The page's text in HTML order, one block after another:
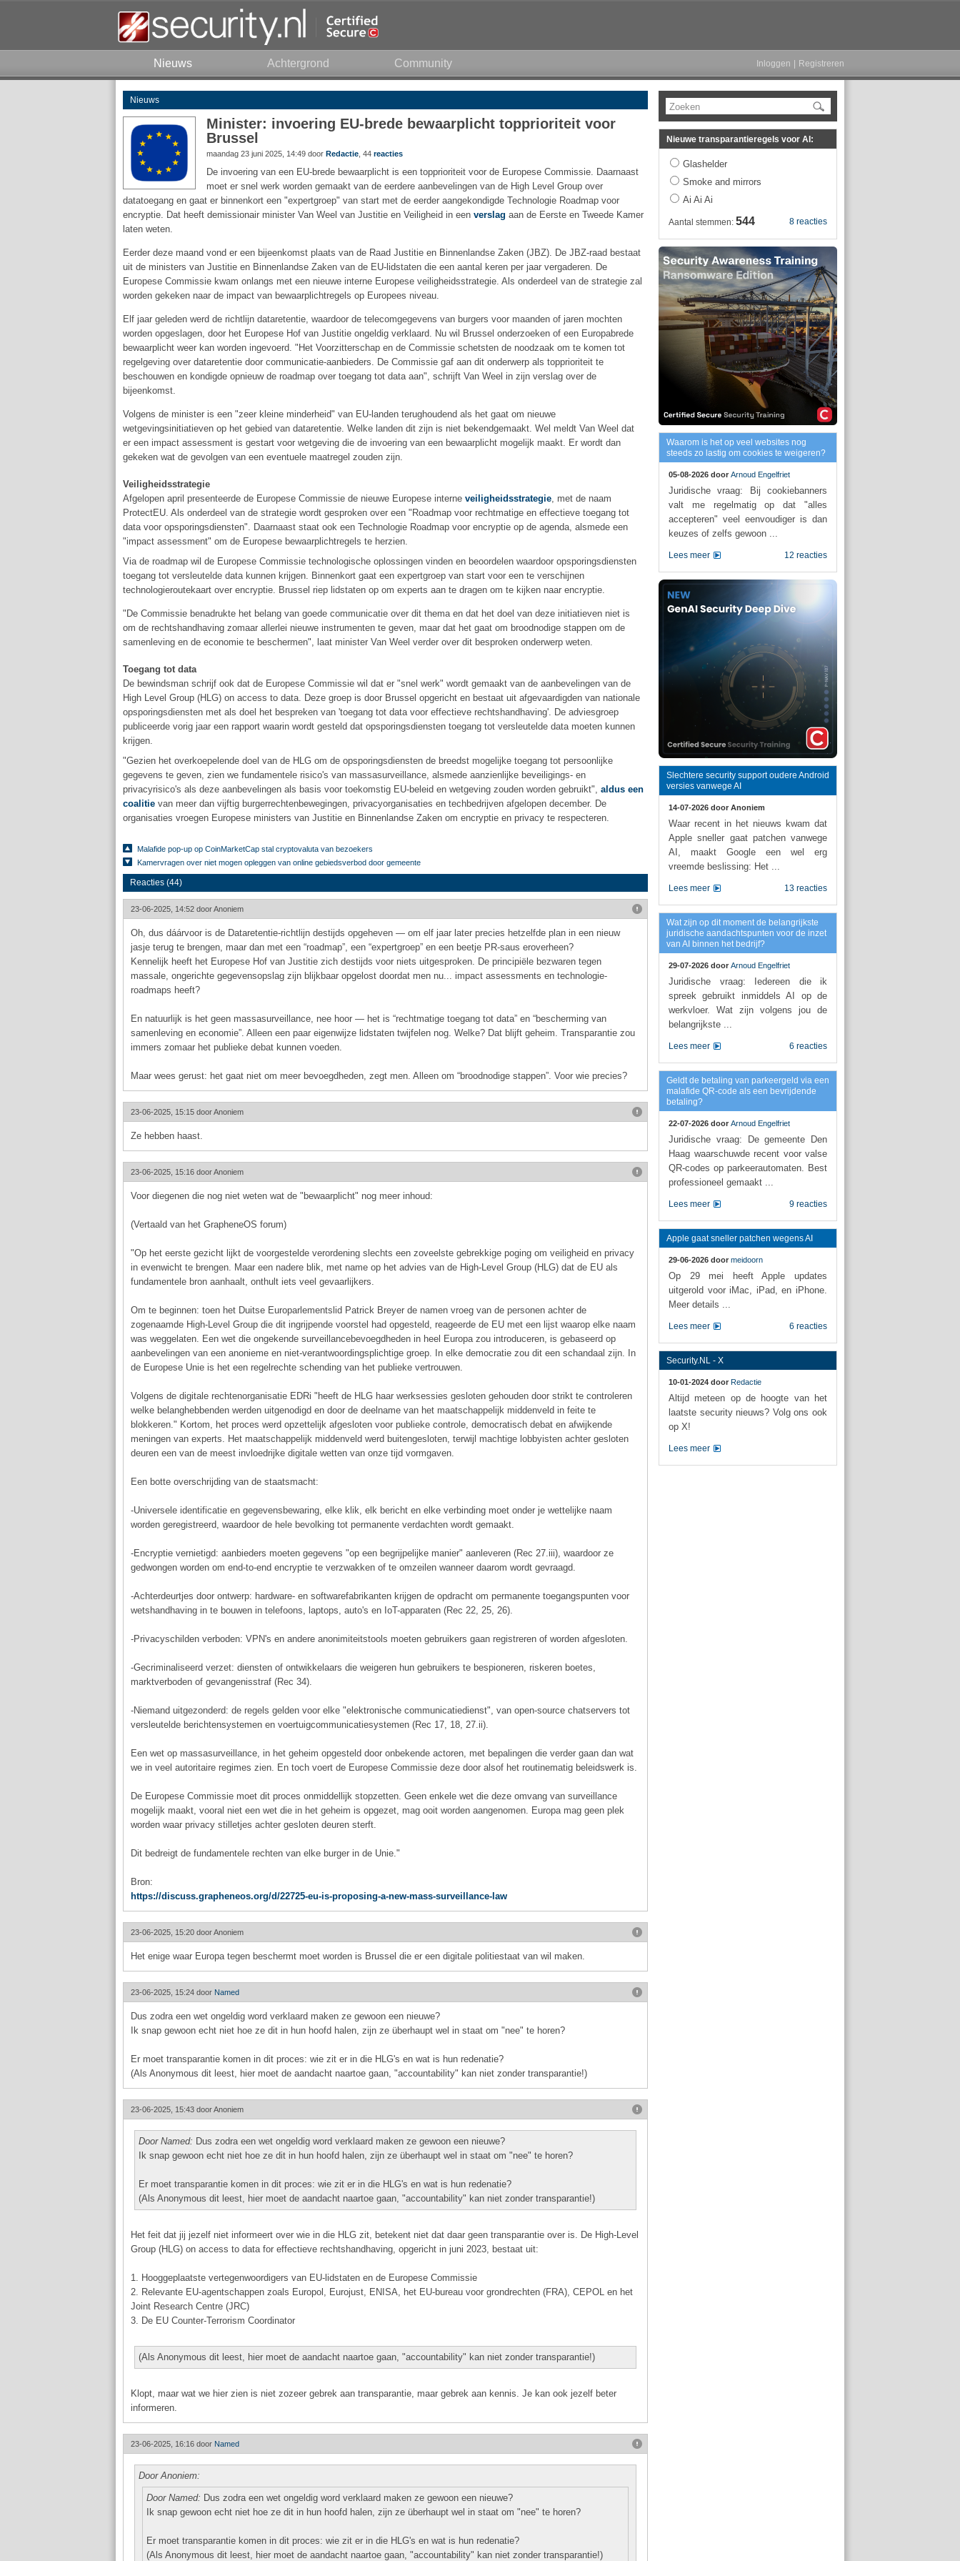
Nieuws Achtergrond Community Inloggen Registreren
Nieuws
Minister: invoering EU-brede bewaarplicht topprioriteit voor
Brussel
maandag 23 juni 2025, 14:49 door Redactie , 44 reacties
De invoering van een EU-brede bewaarplicht is een topprioriteit voor de Europese Commissie. Daarnaast
moet er snel werk worden gemaakt van de eerdere aanbevelingen van de High Level Group over
datatoegang en gaat er binnenkort een "expertgroep" van start met de eerder aangekondigde Technologie Roadmap voor
encryptie. Dat heeft demissionair minister Van Weel van Justitie en Veiligheid in een verslag aan de Eerste en Tweede Kamer
laten weten.
Eerder deze maand vond er een bijeenkomst plaats van de Raad Justitie en Binnenlandse Zaken (JBZ). De JBZ-raad bestaat
uit de ministers van Justitie en Binnenlandse Zaken van de EU-lidstaten die een aantal keren per jaar vergaderen. De
Europese Commissie kwam onlangs met een nieuwe interne Europese veiligheidsstrategie. Als onderdeel van de strategie zal
worden gekeken naar de impact van bewaarplichtregels op Europees niveau.
Elf jaar geleden werd de richtlijn dataretentie, waardoor de telecomgegevens van burgers voor maanden of jaren mochten
worden opgeslagen, door het Europese Hof van Justitie ongeldig verklaard. Nu wil Brussel onderzoeken of een Europabrede
bewaarplicht weer kan worden ingevoerd. "Het Voorzitterschap en de Commissie schetsten de noodzaak om te komen tot
regelgeving over dataretentie door communicatie-aanbieders. De Commissie gaf aan dit onderwerp als topprioriteit te
beschouwen en kondigde opnieuw de roadmap over toegang tot data aan", schrijft Van Weel in zijn verslag over de
bijeenkomst.
Volgens de minister is een "zeer kleine minderheid" van EU-landen terughoudend als het gaat om nieuwe
wetgevingsinitiatieven op het gebied van dataretentie. Welke landen dit zijn is niet bekendgemaakt. Wel meldt Van Weel dat
er een impact assessment is gestart voor wetgeving die de invoering van een bewaarplicht mogelijk maakt. Er wordt dan
gekeken wat de gevolgen van een eventuele maatregel zouden zijn.
Veiligheidsstrategie
Afgelopen april presenteerde de Europese Commissie de nieuwe Europese interne veiligheidsstrategie, met de naam
ProtectEU. Als onderdeel van de strategie wordt gesproken over een "Roadmap voor rechtmatige en effectieve toegang tot
data voor opsporingsdiensten". Daarnaast staat ook een Technologie Roadmap voor encryptie op de agenda, alsmede een
"impact assessment" om de Europese bewaarplichtregels te herzien.
Via de roadmap wil de Europese Commissie technologische oplossingen vinden en beoordelen waardoor opsporingsdiensten
toegang tot versleutelde data kunnen krijgen. Binnenkort gaat een expertgroep van start voor een te verschijnen
technologieroutekaart over encryptie. Brussel riep lidstaten op om experts aan te dragen om te kijken naar encryptie.
"De Commissie benadrukte het belang van goede communicatie over dit thema en dat het doel van deze initiatieven niet is
om de rechtshandhaving zomaar allerlei nieuwe instrumenten te geven, maar dat het gaat om broodnodige stappen om de
samenleving en de economie te beschermen", laat minister Van Weel verder over dit besproken onderwerp weten.
Toegang tot data
De bewindsman schrijf ook dat de Europese Commissie wil dat er "snel werk" wordt gemaakt van de aanbevelingen van de
High Level Group (HLG) on access to data. Deze groep is door Brussel opgericht en bestaat uit afgevaardigden van nationale
opsporingsdiensten met als doel het bespreken van 'toegang tot data voor effectieve rechtshandhaving'. De adviesgroep
publiceerde vorig jaar een rapport waarin wordt gesteld dat opsporingsdiensten toegang tot versleutelde data moeten kunnen
krijgen.
"Gezien het overkoepelende doel van de HLG om de opsporingsdiensten de breedst mogelijke toegang tot persoonlijke
gegevens te geven, zien we fundamentele risico's van massasurveillance, alsmede aanzienlijke beveiligings- en
privacyrisico's als deze aanbevelingen als basis voor toekomstig EU-beleid en wetgeving zouden worden gebruikt", aldus een
coalitie van meer dan vijftig burgerrechtenbewegingen, privacyorganisaties en techbedrijven afgelopen december. De
organisaties vroegen Europese ministers van Justitie en Binnenlandse Zaken om encryptie en privacy te respecteren.
Malafide pop-up op CoinMarketCap stal cryptovaluta van bezoekers
Kamervragen over niet mogen opleggen van online gebiedsverbod door gemeente
Reacties (44)
23-06-2025, 14:52 doorAnoniem
Oh, dus dáárvoor is de Dataretentie-richtlijn destijds opgeheven — om elf jaar later precies hetzelfde plan in een nieuw
jasje terug te brengen, maar dan met een “roadmap”, een “expertgroep” en een beetje PR-saus eroverheen?
Kennelijk heeft het Europese Hof van Justitie zich destijds voor niets uitgesproken. De principiële bezwaren tegen
massale, ongerichte gegevensopslag zijn blijkbaar opgelost doordat men nu... impact assessments en technologie-
roadmaps heeft?
En natuurlijk is het geen massasurveillance, nee hoor — het is “rechtmatige toegang tot data” en “bescherming van
samenleving en economie”. Alleen een paar eigenwijze lidstaten twijfelen nog. Welke? Dat blijft geheim. Transparantie zou
immers zomaar het publieke debat kunnen voeden.
Maar wees gerust: het gaat niet om meer bevoegdheden, zegt men. Alleen om “broodnodige stappen”. Voor wie precies?
23-06-2025, 15:15 doorAnoniem
Ze hebben haast.
23-06-2025, 15:16 doorAnoniem
Voor diegenen die nog niet weten wat de "bewaarplicht" nog meer inhoud:
(Vertaald van het GrapheneOS forum)
"Op het eerste gezicht lijkt de voorgestelde verordening slechts een zoveelste gebrekkige poging om veiligheid en privacy
in evenwicht te brengen. Maar een nadere blik, met name op het advies van de High-Level Group (HLG) dat de EU als
fundamentele bron aanhaalt, onthult iets veel gevaarlijkers.
Om te beginnen: toen het Duitse Europarlementslid Patrick Breyer de namen vroeg van de personen achter de
zogenaamde High-Level Group die dit ingrijpende voorstel had opgesteld, reageerde de EU met een lijst waarop elke naam
was weggelaten. Een wet die ongekende surveillancebevoegdheden in heel Europa zou introduceren, is gebaseerd op
aanbevelingen van een anonieme en niet-verantwoordingsplichtige groep. In elke democratie zou dit een schandaal zijn. In
de Europese Unie is het een regelrechte schending van het publieke vertrouwen.
Volgens de digitale rechtenorganisatie EDRi "heeft de HLG haar werksessies gesloten gehouden door strikt te controleren
welke belanghebbenden werden uitgenodigd en door de deelname van het maatschappelijk middenveld in feite te
blokkeren." Kortom, het proces werd opzettelijk afgesloten voor publieke controle, democratisch debat en afwijkende
meningen van experts. Het maatschappelijk middenveld werd buitengesloten, terwijl machtige lobbyisten achter gesloten
deuren een van de meest invloedrijke digitale wetten van onze tijd vormgaven.
Een botte overschrijding van de staatsmacht:
-Universele identificatie en gegevensbewaring, elke klik, elk bericht en elke verbinding moet onder je wettelijke naam
worden geregistreerd, waardoor de hele bevolking tot permanente verdachten wordt gemaakt.
-Encryptie vernietigd: aanbieders moeten gegevens "op een begrijpelijke manier" aanleveren (Rec 27.iii), waardoor ze
gedwongen worden om end-to-end encryptie te verzwakken of te omzeilen wanneer daarom wordt gevraagd.
-Achterdeurtjes door ontwerp: hardware- en softwarefabrikanten krijgen de opdracht om permanente toegangspunten voor
wetshandhaving in te bouwen in telefoons, laptops, auto's en IoT-apparaten (Rec 22, 25, 26).
-Privacyschilden verboden: VPN's en andere anonimiteitstools moeten gebruikers gaan registreren of worden afgesloten.
-Gecriminaliseerd verzet: diensten of ontwikkelaars die weigeren hun gebruikers te bespioneren, riskeren boetes,
marktverboden of gevangenisstraf (Rec 34).
-Niemand uitgezonderd: de regels gelden voor elke "elektronische communicatiedienst", van open-source chatservers tot
versleutelde berichtensystemen en voertuigcommunicatiesystemen (Rec 17, 18, 27.ii).
Een wet op massasurveillance, in het geheim opgesteld door onbekende actoren, met bepalingen die verder gaan dan wat
we in veel autoritaire regimes zien. En toch voert de Europese Commissie deze door alsof het routinematig beleidswerk is.
De Europese Commissie moet dit proces onmiddellijk stopzetten. Geen enkele wet die deze omvang van surveillance
mogelijk maakt, vooral niet een wet die in het geheim is opgezet, mag ooit worden aangenomen. Europa mag geen plek
worden waar privacy stilletjes achter gesloten deuren sterft.
Dit bedreigt de fundamentele rechten van elke burger in de Unie."
Bron:
https://discuss.grapheneos.org/d/22725-eu-is-proposing-a-new-mass-surveillance-law
23-06-2025, 15:20 doorAnoniem
Het enige waar Europa tegen beschermt moet worden is Brussel die er een digitale politiestaat van wil maken.
23-06-2025, 15:24 door Named
Dus zodra een wet ongeldig word verklaard maken ze gewoon een nieuwe?
Ik snap gewoon echt niet hoe ze dit in hun hoofd halen, zijn ze überhaupt wel in staat om "nee" te horen?
Er moet transparantie komen in dit proces: wie zit er in die HLG's en wat is hun redenatie?
(Als Anonymous dit leest, hier moet de aandacht naartoe gaan, "accountability" kan niet zonder transparantie!)
23-06-2025, 15:43 doorAnoniem
Door Named: Dus zodra een wet ongeldig word verklaard maken ze gewoon een nieuwe?
Ik snap gewoon echt niet hoe ze dit in hun hoofd halen, zijn ze überhaupt wel in staat om "nee" te horen?
Er moet transparantie komen in dit proces: wie zit er in die HLG's en wat is hun redenatie?
(Als Anonymous dit leest, hier moet de aandacht naartoe gaan, "accountability" kan niet zonder transparantie!)
Het feit dat jij jezelf niet informeert over wie in die HLG zit, betekent niet dat daar geen transparantie over is. De High-Level
Group (HLG) on access to data for effectieve rechtshandhaving, opgericht in juni 2023, bestaat uit:
1. Hooggeplaatste vertegenwoordigers van EU-lidstaten en de Europese Commissie
2. Relevante EU-agentschappen zoals Europol, Eurojust, ENISA, het EU-bureau voor grondrechten (FRA), CEPOL en het
Joint Research Centre (JRC)
3. De EU Counter-Terrorism Coordinator
(Als Anonymous dit leest, hier moet de aandacht naartoe gaan, "accountability" kan niet zonder transparantie!)
Klopt, maar wat we hier zien is niet zozeer gebrek aan transparantie, maar gebrek aan kennis. Je kan ook jezelf beter
informeren.
23-06-2025, 16:16 door Named
Door Anoniem:
Door Named: Dus zodra een wet ongeldig word verklaard maken ze gewoon een nieuwe?
Ik snap gewoon echt niet hoe ze dit in hun hoofd halen, zijn ze überhaupt wel in staat om "nee" te horen?
Er moet transparantie komen in dit proces: wie zit er in die HLG's en wat is hun redenatie?
(Als Anonymous dit leest, hier moet de aandacht naartoe gaan, "accountability" kan niet zonder transparantie!)
Zoeken
Nieuwe transparantieregels voor AI:
Glashelder
Smoke and mirrors
Ai Ai Ai
8 reacties
Aantal stemmen: 544
Waarom is het op veel websites nog
steeds zo lastig om cookies te weigeren?
05-08-2026 door Arnoud Engelfriet
Juridische vraag: Bij cookiebanners
valt me regelmatig op dat "alles
accepteren" veel eenvoudiger is dan
keuzes of zelfs gewoon ...
12 reacties
Lees meer
Slechtere security support oudere Android
versies vanwege AI
14-07-2026 door Anoniem
Waar recent in het nieuws kwam dat
Apple sneller gaat patchen vanwege
AI, maakt Google een wel erg
vreemde beslissing: Het ...
13 reacties
Lees meer
Wat zijn op dit moment de belangrijkste
juridische aandachtspunten voor de inzet
van AI binnen het bedrijf?
29-07-2026 door Arnoud Engelfriet
Juridische vraag: Iedereen die ik
spreek gebruikt inmiddels AI op de
werkvloer. Wat zijn volgens jou de
belangrijkste ...
6 reacties
Lees meer
Geldt de betaling van parkeergeld via een
malafide QR-code als een bevrijdende
betaling?
22-07-2026 door Arnoud Engelfriet
Juridische vraag: De gemeente Den
Haag waarschuwde recent voor valse
QR-codes op parkeerautomaten. Best
professioneel gemaakt ...
9 reacties
Lees meer
Apple gaat sneller patchen wegens AI
29-06-2026 door meidoorn
Op 29 mei heeft Apple updates
uitgerold voor iMac, iPad, en iPhone.
Meer details ...
6 reacties
Lees meer
Security.NL - X
10-01-2024 door Redactie
Altijd meteen op de hoogte van het
laatste security nieuws? Volg ons ook
op X!
Lees meer